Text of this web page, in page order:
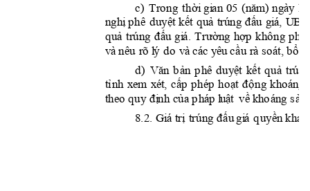
       
       
       
      rà soát, 
d)       
       
      
8.2.    